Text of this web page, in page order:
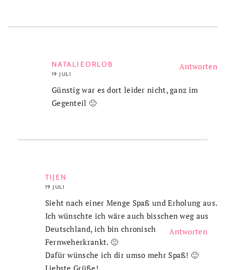
NATALIEORLOB
19 JULI
Günstig war es dort leider nicht, ganz im
Gegenteil 🙁
TIJEN
19 JULI
Antworten
Sieht nach einer Menge Spaß und Erholung aus.
Ich wünschte ich wäre auch bisschen weg aus
Deutschland, ich bin chronisch
Fernweherkrankt. 🙁
Dafür wünsche ich dir umso mehr Spaß! 🙂
Liebste Grüße!
Antworten